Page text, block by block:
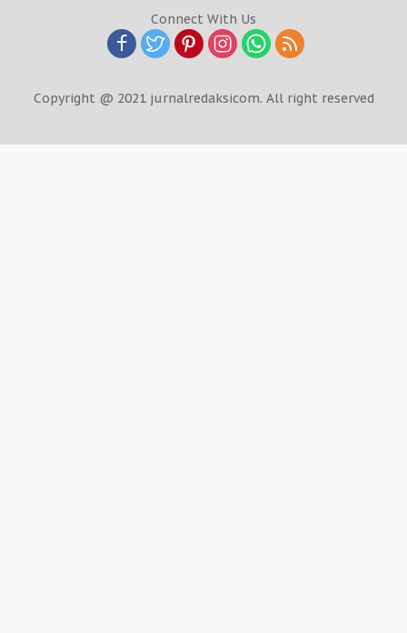
Connect With Us
Copyright @ 2021 jurnalredaksicom. All right reserved